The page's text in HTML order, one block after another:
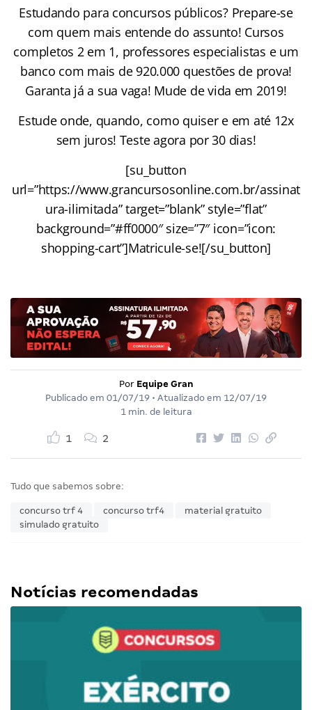
Estudando para concursos públicos? Prepare-se
com quem mais entende do assunto! Cursos
completos 2 em 1, professores especialistas e um
banco com mais de 920.000 questões de prova!
Garanta já a sua vaga! Mude de vida em 2019!
Estude onde, quando, como quiser e em até 12x
sem juros! Teste agora por 30 dias!
[su_button
url=”https://www.grancursosonline.com.br/assinat
ura-ilimitada” target=”blank” style=”flat”
background=”#ff0000″ size=”7″ icon=”icon:
shopping-cart”]Matricule-se![/su_button]
Por Equipe Gran
Publicado em 01/07/19 • Atualizado em 12/07/19
1 min. de leitura
1 2
Tudo que sabemos sobre:
concurso trf 4 concurso trf4
material gratuito
simulado gratuito
Notícias recomendadas